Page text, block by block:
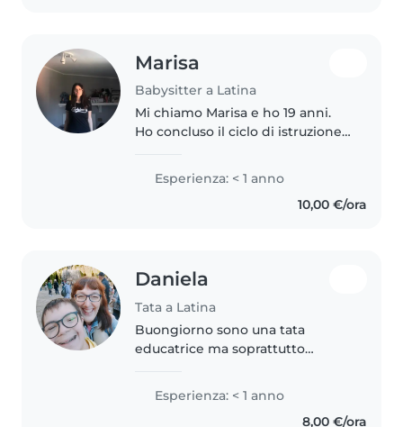
Marisa
Babysitter a Latina
Mi chiamo Marisa e ho 19 anni.
Ho concluso il ciclo di istruzione
prendendo il diploma presso un
liceo scientifico a Roma. Non ho
Esperienza: < 1 anno
10,00 €/ora
Daniela
Tata a Latina
Buongiorno sono una tata
educatrice ma soprattutto
anni e l'altro di 18 anni, questo ha
la sindrome di down. Quindi me
Esperienza: < 1 anno
8,00 €/ora